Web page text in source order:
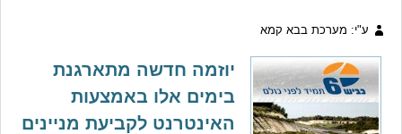
ע"י: מערכת בבא קמא
יוזמה חדשה מתארגנת
בימים אלו באמצעות
האינטרנט לקביעת מניינים